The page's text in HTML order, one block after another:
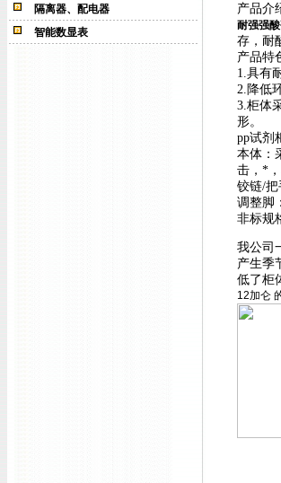
隔离器、配电器
智能数显表
产品介
耐强强
存，耐
产品特
1.具有
2.降低
3.柜体
形。
pp试剂
本体：
击，*，
铰链/把
调整脚
非标规
我公司
产生季
低了柜
12加仑